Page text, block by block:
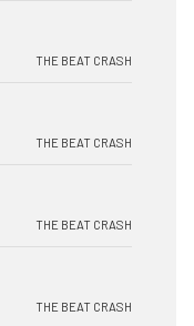
THE BEAT CRASH
THE BEAT CRASH
THE BEAT CRASH
THE BEAT CRASH